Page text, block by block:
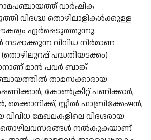
വാര്‍ഷിക
വിദഗ്ദ്ധ തൊഴിലാളികള്‍ക്കുള്ള
ഏര്‍പ്പെടുത്തുന്നു.
വിവിധ നിര്‍മാണ
പദ്ധതിയടക്കം)
മാന്‍ പവര്‍ ബാങ്ക്
താമസക്കാരായ
കോണ്‍ക്രീറ്റ് പണിക്കാര്‍,
മെക്കാനിക്ക്, സ്റ്റീല്‍ ഫാബ്രിക്കേഷന്‍,
മേഖലകളിലെ വിദഗ്ദരായ
തൊഴിലവസരങ്ങള്‍ നല്‍കുകയാണ്